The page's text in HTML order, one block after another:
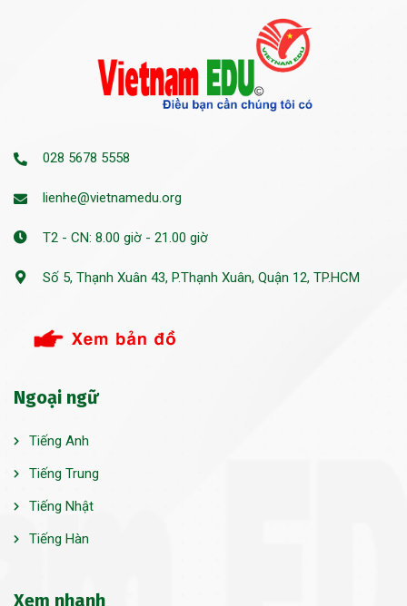
028 5678 5558
lienhe@vietnamedu.org
T2 - CN: 8.00 giờ - 21.00 giờ
Số 5, Thạnh Xuân 43, P.Thạnh Xuân, Quận 12, TP.HCM
Ngoại ngữ
Tiếng Anh
Tiếng Trung
Tiếng Nhật
Tiếng Hàn
Xem nhanh